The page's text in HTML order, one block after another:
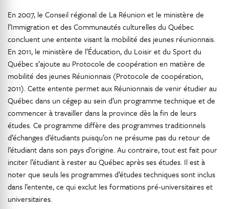
En 2007, le Conseil régional de La Réunion et le ministère de
l’Immigration et des Communautés culturelles du Québec
concluent une entente visant la mobilité des jeunes réunionnais.
En 2011, le ministère de l’Éducation, du Loisir et du Sport du
Québec s’ajoute au Protocole de coopération en matière de
mobilité des jeunes Réunionnais (Protocole de coopération,
2011). Cette entente permet aux Réunionnais de venir étudier au
Québec dans un cégep au sein d’un programme technique et de
commencer à travailler dans la province dès la fin de leurs
études. Ce programme diffère des programmes traditionnels
d’échanges d’étudiants puisqu’on ne présume pas du retour de
l’étudiant dans son pays d’origine. Au contraire, tout est fait pour
inciter l’étudiant à rester au Québec après ses études. Il est à
noter que seuls les programmes d’études techniques sont inclus
dans l’entente, ce qui exclut les formations pré-universitaires et
universitaires.